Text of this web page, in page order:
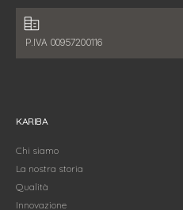
Dati fiscali:
P.IVA 00957200116
KARIBA
Chi siamo
La nostra storia
Qualità
Innovazione